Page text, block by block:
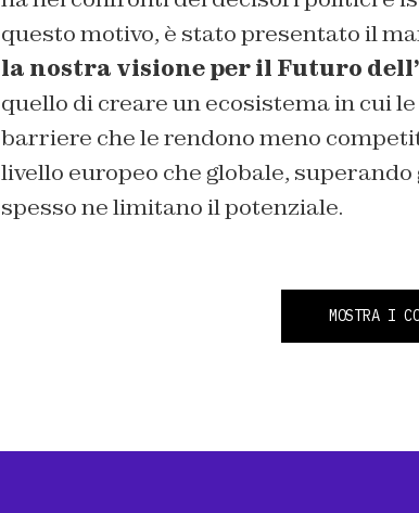
questo motivo, è stato presentato il
la nostra visione per il Futuro
quello di creare un ecosistema in cui
barriere che le rendono meno
livello europeo che globale,
spesso ne limitano il potenziale.
MOSTRA I